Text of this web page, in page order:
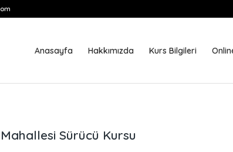
Anasayfa Hakkımızda Kurs Bilgileri
Sürücü Kursu